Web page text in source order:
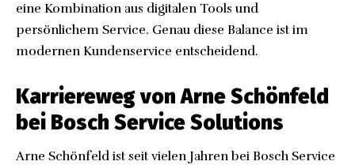
eine Kombination aus digitalen Tools und
persönlichem Service. Genau diese Balance ist im
modernen Kundenservice entscheidend.
Karriereweg von Arne Schönfeld
bei Bosch Service Solutions
Arne Schönfeld ist seit vielen Jahren bei Bosch Service